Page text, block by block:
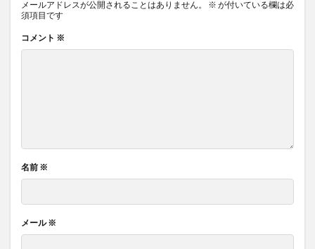
メールアドレスが公開されることはありません。 ※ が付いている欄は必
須項目です
コメント ※
名前 ※
メール※